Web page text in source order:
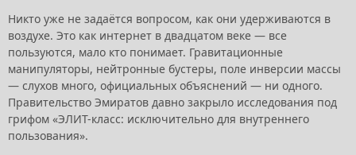
Никто уже не задаётся вопросом, как они удерживаются в
воздухе. Это как интернет в двадцатом веке — все
пользуются, мало кто понимает. Гравитационные
манипуляторы, нейтронные бустеры, поле инверсии массы
— слухов много, официальных объяснений — ни одного.
Правительство Эмиратов давно закрыло исследования под
грифом «ЭЛИТ-класс: исключительно для внутреннего
пользования».